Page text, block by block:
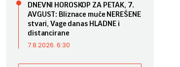
DNEVNI HOROSKOP ZA PETAK, 7.
AVGUST: Bliznace muče NEREŠENE
stvari, Vage danas HLADNE i
distancirane
7.8.2026. 6:30